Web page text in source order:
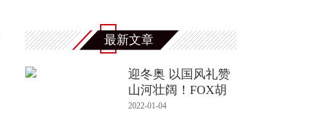
最新文章
迎冬奥 以国风礼赞
山河壮阔！FOX胡
天渝登冰雪
2022-01-04